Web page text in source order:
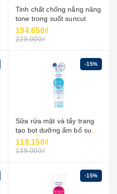
Tinh chất chống nắng nâng
tone trong suốt suncut
194.650₫
229.000₫
-15%
Sữa rửa mặt và tẩy trang
tạo bọt dưỡng ẩm bổ sung
ceramide softymo kosé
118.150₫
139.000₫
-15%